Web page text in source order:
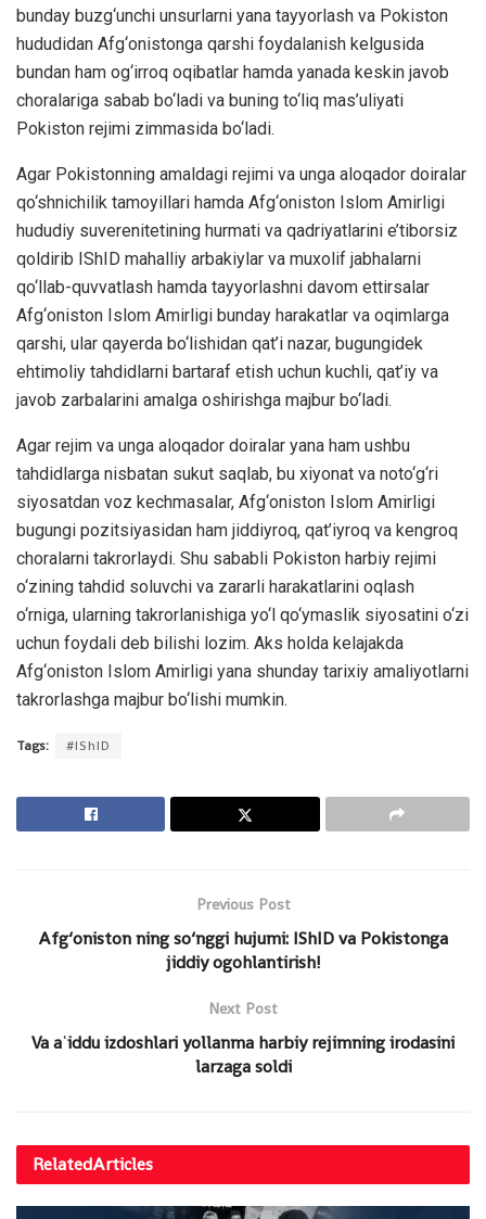
bunday buzg‘unchi unsurlarni yana tayyorlash va Pokiston
hududidan Afg‘onistonga qarshi foydalanish kelgusida
bundan ham og‘irroq oqibatlar hamda yanada keskin javob
choralariga sabab bo‘ladi va buning to‘liq mas’uliyati
Pokiston rejimi zimmasida bo‘ladi.
Agar Pokistonning amaldagi rejimi va unga aloqador doiralar
qo‘shnichilik tamoyillari hamda Afg‘oniston Islom Amirligi
hududiy suverenitetining hurmati va qadriyatlarini e’tiborsiz
qoldirib IShID mahalliy arbakiylar va muxolif jabhalarni
qo‘llab-quvvatlash hamda tayyorlashni davom ettirsalar
Afg‘oniston Islom Amirligi bunday harakatlar va oqimlarga
qarshi, ular qayerda bo‘lishidan qat’i nazar, bugungidek
ehtimoliy tahdidlarni bartaraf etish uchun kuchli, qat’iy va
javob zarbalarini amalga oshirishga majbur bo‘ladi.
Agar rejim va unga aloqador doiralar yana ham ushbu
tahdidlarga nisbatan sukut saqlab, bu xiyonat va noto‘g‘ri
siyosatdan voz kechmasalar, Afg‘oniston Islom Amirligi
bugungi pozitsiyasidan ham jiddiyroq, qat’iyroq va kengroq
choralarni takrorlaydi. Shu sababli Pokiston harbiy rejimi
o‘zining tahdid soluvchi va zararli harakatlarini oqlash
o‘rniga, ularning takrorlanishiga yo‘l qo‘ymaslik siyosatini o‘zi
uchun foydali deb bilishi lozim. Aks holda kelajakda
Afg‘oniston Islom Amirligi yana shunday tarixiy amaliyotlarni
takrorlashga majbur bo‘lishi mumkin.
Tags: #IShID
Previous Post
Afg‘oniston ning so‘nggi hujumi: IShID va Pokistonga
jiddiy ogohlantirish!
Next Post
Va aʿiddu izdoshlari yollanma harbiy rejimning irodasini
larzaga soldi
RelatedArticles